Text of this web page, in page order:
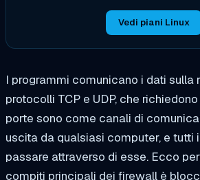
Vedi piani Linux
I programmi comunicano i dati sulla
protocolli TCP e UDP, che
porte sono come canali di
uscita da qualsiasi computer, e tutti
passare attraverso di esse. Ecco
compiti principali dei firewall è